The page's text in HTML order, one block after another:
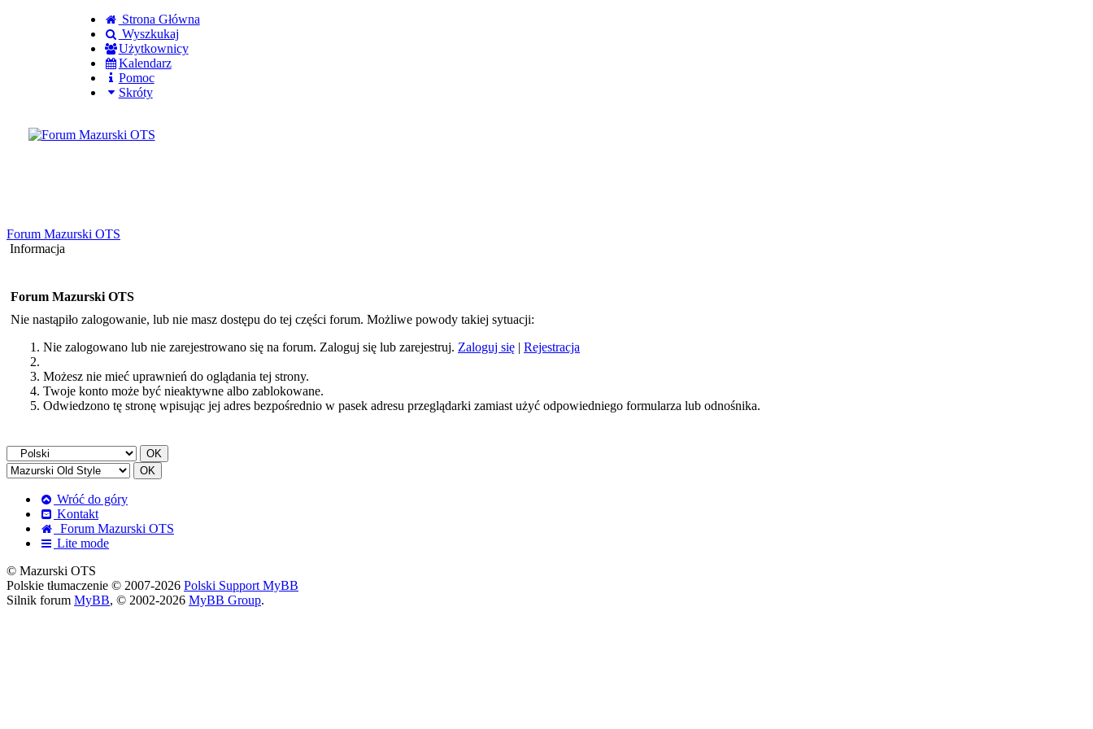
Strona Główna
Wyszkukaj
Użytkownicy
Kalendarz
Pomoc
Skróty
Forum Mazurski OTS
Informacja
Forum Mazurski OTS
Nie nastąpiło zalogowanie, lub nie masz dostępu do tej części forum. Możliwe powody takiej sytuacji:
Nie zalogowano lub nie zarejestrowano się na forum. Zaloguj się lub zarejestruj. Zaloguj się | Rejestracja
Możesz nie mieć uprawnień do oglądania tej strony.
Twoje konto może być nieaktywne albo zablokowane.
Odwiedzono tę stronę wpisując jej adres bezpośrednio w pasek adresu przeglądarki zamiast użyć odpowiedniego formularza lub odnośnika.
Wróć do góry
Kontakt
Forum Mazurski OTS
Lite mode
© Mazurski OTS
Polskie tłumaczenie © 2007-2026 Polski Support MyBB
Silnik forum MyBB, © 2002-2026 MyBB Group.